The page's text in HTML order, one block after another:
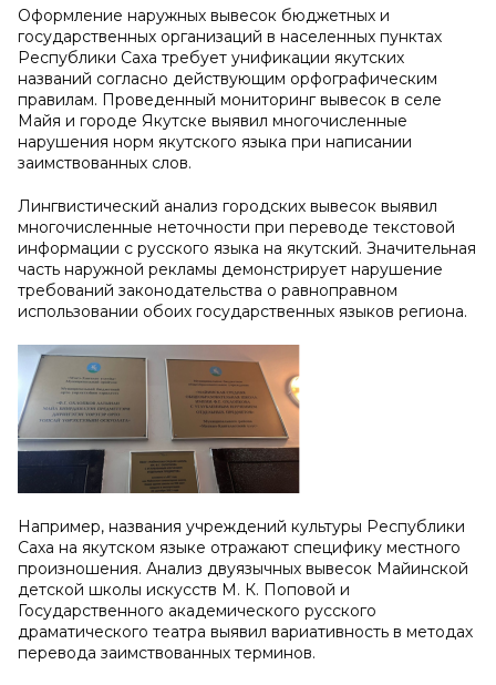
Оформление наружных вывесок бюджетных и
государственных организаций в населенных пунктах
Республики Саха требует унификации якутских
названий согласно действующим орфографическим
правилам. Проведенный мониторинг вывесок в селе
Майя и городе Якутске выявил многочисленные
нарушения норм якутского языка при написании
заимствованных слов.
Лингвистический анализ городских вывесок выявил
многочисленные неточности при переводе текстовой
информации с русского языка на якутский. Значительная
часть наружной рекламы демонстрирует нарушение
требований законодательства о равноправном
использовании обоих государственных языков региона.
Например, названия учреждений культуры Республики
Саха на якутском языке отражают специфику местного
произношения. Анализ двуязычных вывесок Майинской
детской школы искусств М. К. Поповой и
Государственного академического русского
драматического театра выявил вариативность в методах
перевода заимствованных терминов.